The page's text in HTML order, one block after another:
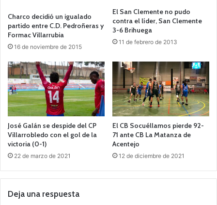
Charco decidió un igualado
partido entre C.D. Pedroñeras y
Formac Villarrubia
16 de noviembre de 2015
El San Clemente no pudo
contra el líder, San Clemente
3-6 Brihuega
11 de febrero de 2013
José Galán se despide del CP
Villarrobledo con el gol de la
victoria (0-1)
22 de marzo de 2021
El CB Socuéllamos pierde 92-
71 ante CB La Matanza de
Acentejo
12 de diciembre de 2021
Deja una respuesta